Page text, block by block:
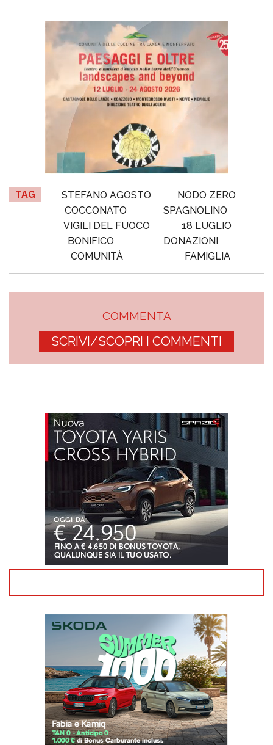
TAG STEFANO AGOSTO
NODO ZERO
COCCONATO
SPAGNOLINO
VIGILI DEL FUOCO
18 LUGLIO
BONIFICO
DONAZIONI
COMUNITÀ
FAMIGLIA
COMMENTA
SCRIVI/SCOPRI I COMMENTI